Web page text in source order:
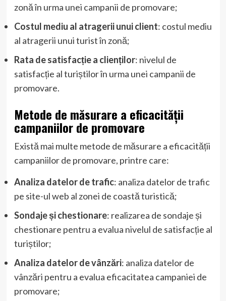
zonă în urma unei campanii de promovare;
Costul mediu al atragerii unui client: costul mediu
al atragerii unui turist în zonă;
Rata de satisfacție a clienților: nivelul de
satisfacție al turiștilor în urma unei campanii de
promovare.
Metode de măsurare a eficacității
campaniilor de promovare
Există mai multe metode de măsurare a eficacității
campaniilor de promovare, printre care:
Analiza datelor de trafic: analiza datelor de trafic
pe site-ul web al zonei de coastă turistică;
Sondaje și chestionare: realizarea de sondaje și
chestionare pentru a evalua nivelul de satisfacție al
turiștilor;
Analiza datelor de vânzări: analiza datelor de
vânzări pentru a evalua eficacitatea campaniei de
promovare;